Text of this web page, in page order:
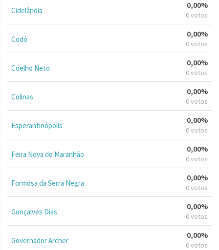
Cidelândia
0,00%
0 votos
Codó
0,00%
0 votos
Coelho Neto
0,00%
0 votos
Colinas
0,00%
0 votos
Esperantinópolis
0,00%
0 votos
Feira Nova do Maranhão
0,00%
0 votos
Formosa da Serra Negra
0,00%
0 votos
Gonçalves Dias
0,00%
0 votos
Governador Archer
0,00%
0 votos